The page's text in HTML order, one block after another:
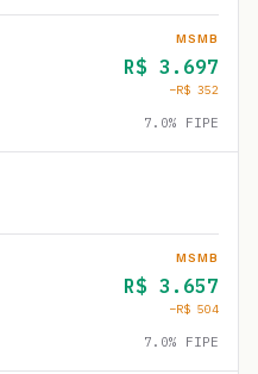
MSMB
R$ 3.697
−R$ 352
7.0% FIPE
MSMB
R$ 3.657
−R$ 504
7.0% FIPE